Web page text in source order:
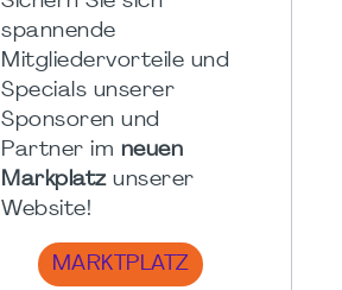
spannende
Mitgliedervorteile und
Specials unserer
Sponsoren und
Partner im neuen
Markplatzunserer
Website!
MARKTPLATZ